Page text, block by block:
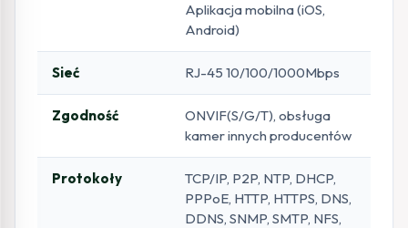
Aplikacja mobilna (iOS,
Android)
Sieć RJ-45 10/100/1000Mbps
Zgodność
ONVIF(S/G/T), obsługa
kamer innych producentów
Protokoły
TCP/IP, P2P, NTP, DHCP,
PPPoE, HTTP, HTTPS, DNS,
DDNS, SNMP, SMTP, NFS,